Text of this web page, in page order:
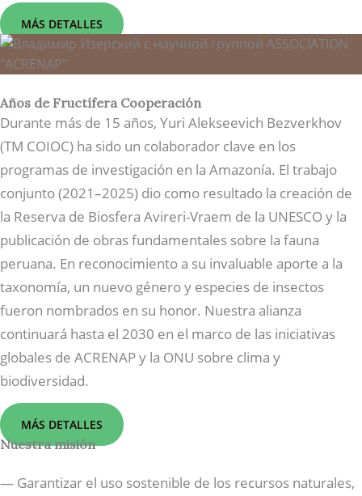
MÁS DETALLES
Años de Fructífera Cooperación
Durante más de 15 años, Yuri Alekseevich Bezverkhov
(TM COIOC) ha sido un colaborador clave en los
programas de investigación en la Amazonía. El trabajo
conjunto (2021–2025) dio como resultado la creación de
la Reserva de Biosfera Avireri-Vraem de la UNESCO y la
publicación de obras fundamentales sobre la fauna
peruana. En reconocimiento a su invaluable aporte a la
taxonomía, un nuevo género y especies de insectos
fueron nombrados en su honor. Nuestra alianza
continuará hasta el 2030 en el marco de las iniciativas
globales de ACRENAP y la ONU sobre clima y
biodiversidad.
MÁS DETALLES
Nuestra misión
— Garantizar el uso sostenible de los recursos naturales,